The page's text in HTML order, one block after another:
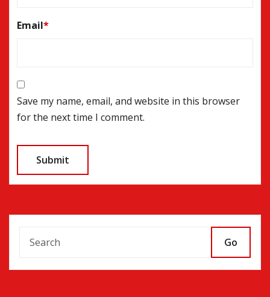
Email*
Save my name, email, and website in this browser
for the next time I comment.
Go